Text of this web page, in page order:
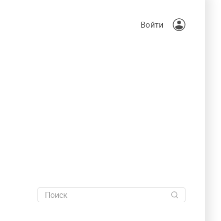
Войти